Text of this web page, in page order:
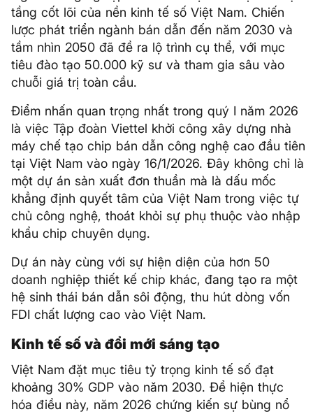
tầng cốt lõi của nền kinh tế số Việt Nam. Chiến
lược phát triển ngành bán dẫn đến năm 2030 và
tầm nhìn 2050 đã đề ra lộ trình cụ thể, với mục
tiêu đào tạo 50.000 kỹ sư và tham gia sâu vào
chuỗi giá trị toàn cầu.
Điểm nhấn quan trọng nhất trong quý I năm 2026
là việc Tập đoàn Viettel khởi công xây dựng nhà
máy chế tạo chip bán dẫn công nghệ cao đầu tiên
tại Việt Nam vào ngày 16/1/2026. Đây không chỉ là
một dự án sản xuất đơn thuần mà là dấu mốc
khẳng định quyết tâm của Việt Nam trong việc tự
chủ công nghệ, thoát khỏi sự phụ thuộc vào nhập
khẩu chip chuyên dụng.
Dự án này cùng với sự hiện diện của hơn 50
doanh nghiệp thiết kế chip khác, đang tạo ra một
hệ sinh thái bán dẫn sôi động, thu hút dòng vốn
FDI chất lượng cao vào Việt Nam.
Kinh tế số và đổi mới sáng tạo
Việt Nam đặt mục tiêu tỷ trọng kinh tế số đạt
khoảng 30% GDP vào năm 2030. Để hiện thực
hóa điều này, năm 2026 chứng kiến sự bùng nổ